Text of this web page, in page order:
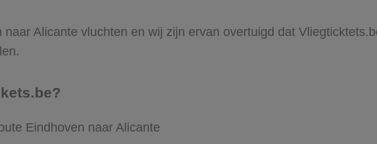
Alicante vluchten en wij zijn ervan overtuigd dat
Eindhoven naar Alicante